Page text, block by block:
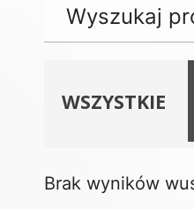
WSZYSTKIE
Brak wyników